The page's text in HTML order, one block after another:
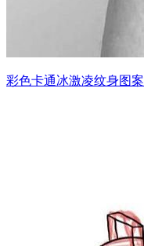
彩色卡通冰激凌纹身图案